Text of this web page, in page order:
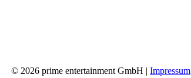
© 2026 prime entertainment GmbH | Impressum